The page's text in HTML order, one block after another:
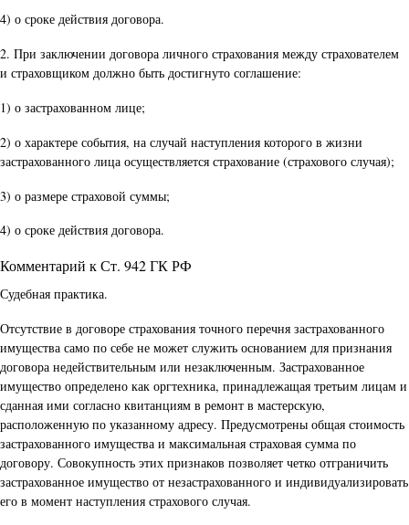
4) о сроке действия договора.
2. При заключении договора личного страхования между страхователем
и страховщиком должно быть достигнуто соглашение:
1) о застрахованном лице;
2) о характере события, на случай наступления которого в жизни
застрахованного лица осуществляется страхование (страхового случая);
3) о размере страховой суммы;
4) о сроке действия договора.
Комментарий к Ст. 942 ГК РФ
Судебная практика.
Отсутствие в договоре страхования точного перечня застрахованного
имущества само по себе не может служить основанием для признания
договора недействительным или незаключенным. Застрахованное
имущество определено как оргтехника, принадлежащая третьим лицам и
сданная ими согласно квитанциям в ремонт в мастерскую,
расположенную по указанному адресу. Предусмотрены общая стоимость
застрахованного имущества и максимальная страховая сумма по
договору. Совокупность этих признаков позволяет четко отграничить
застрахованное имущество от незастрахованного и индивидуализировать
его в момент наступления страхового случая.